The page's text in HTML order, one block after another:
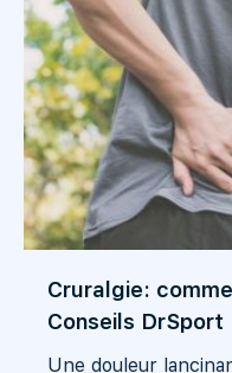
Cruralgie:
Conseils DrSport
Une douleur